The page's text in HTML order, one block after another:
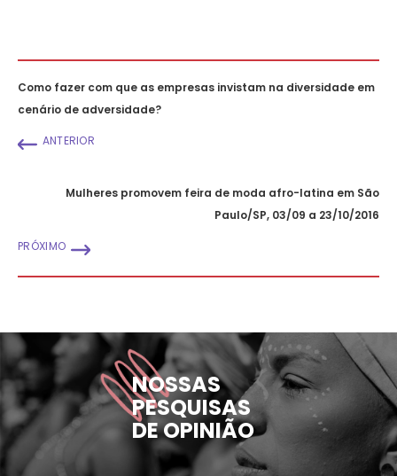
Como fazer com que as empresas invistam na diversidade em
cenário de adversidade?
ANTERIOR
Mulheres promovem feira de moda afro-latina em São
Paulo/SP, 03/09 a 23/10/2016
PRÓXIMO
NOSSAS
PESQUISAS
DE OPINIÃO